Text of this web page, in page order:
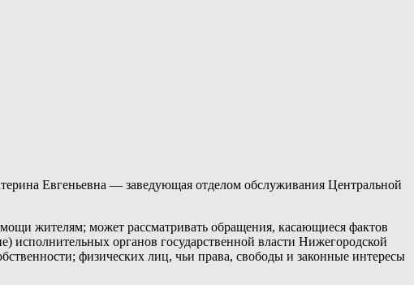
Евгеньевна — заведующая отделом обслуживания Центральной
жителям; может рассматривать обращения, касающиеся фактов
исполнительных органов государственной власти Нижегородской
физических лиц, чьи права, свободы и законные интересы